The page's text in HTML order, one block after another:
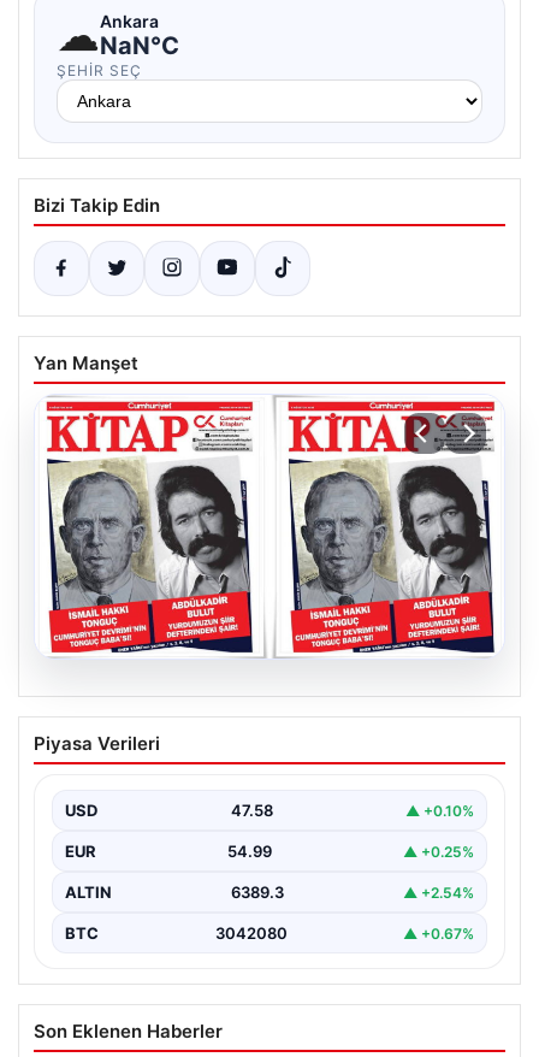
☁Ankara
NaN°C
ŞEHIR SEÇ
Bizi Takip Edin
Yan Manşet
05.08.2026
YARIN günlerden Cumhuriyet Kitap!
Sayı 1903! / 6 Ağustos 2026
Piyasa Verileri
USD 47.58 ▲ +0.10%
EUR 54.99 ▲ +0.25%
ALTIN 6389.3 ▲ +2.54%
BTC 3042080 ▲ +0.67%
Son Eklenen Haberler